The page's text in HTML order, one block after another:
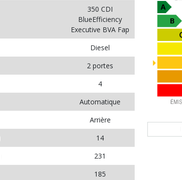
350 CDI
BlueEfficiency
Executive BVA Fap
Diesel
2 portes
4
Automatique
Arrière
14
231
185